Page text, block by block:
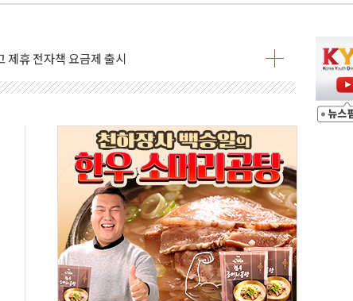
자 지원 규모 2배 확대
제휴 전자책 요금제 출시
서비스
본격화…'AI 데이터 기반 메디테크 혁신허브' 구상
출입 통제
…1명 심정지·5명 부상
화헬기 3대 투입
소심도 징역 3년
억원 돌파
융 지원